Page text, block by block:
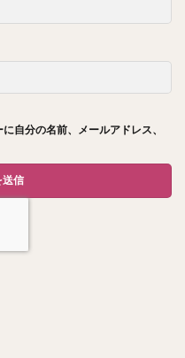
自分の名前、メールアドレス、